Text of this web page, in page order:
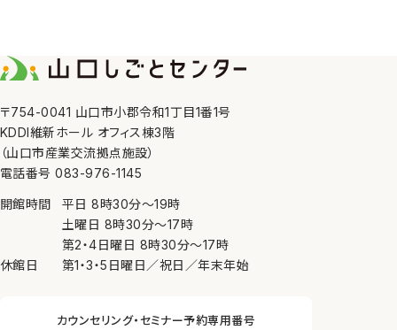
〒754-0041 山口市小郡令和1丁目1番1号
KDDI維新ホール オフィス棟3階
（山口市産業交流拠点施設）
電話番号 083-976-1145
開館時間 平日8時30分〜19時
土曜日 8時30分〜17時
第2・4日曜日 8時30分〜17時
休館日
第1・3・5日曜日／祝日／年末年始
カウンセリング・セミナー予約専用番号